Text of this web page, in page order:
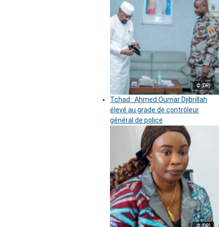
© (DR)
Tchad : Ahmed Oumar Djibrillah
élevé au grade de contrôleur
général de police